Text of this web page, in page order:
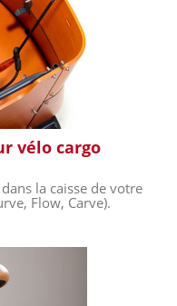
vélo cargo
la caisse de votre
Flow, Carve).